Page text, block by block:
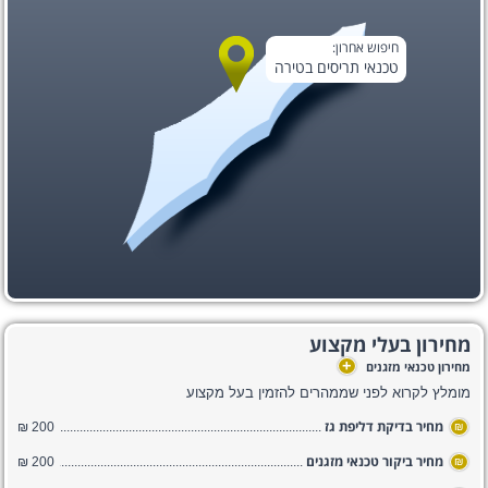
חיפוש אחרון:
טכנאי תריסים בטירה
מחירון בעלי מקצוע
מחירון טכנאי מזגנים +
מומלץ לקרוא לפני שממהרים להזמין בעל מקצוע
₪ מחיר בדיקת דליפת גז 200 ₪
₪ מחיר ביקור טכנאי מזגנים 200 ₪